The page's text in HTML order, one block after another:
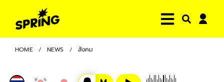
HOME NEWS สังคม